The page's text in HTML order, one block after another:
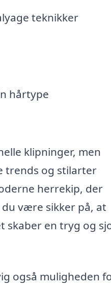
teknikker
hårtype
klipninger, men
trends og stilarter
herrekip, der
du være sikker på, at
skaber en tryg og
også muligheden